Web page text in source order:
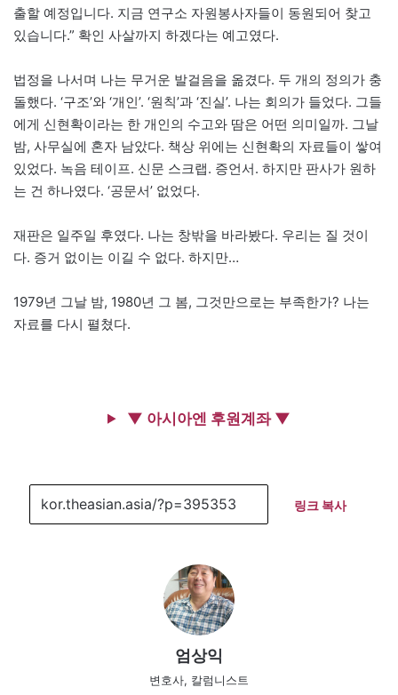
출할 예정입니다. 지금 연구소 자원봉사자들이 동원되어 찾고
있습니다.” 확인 사살까지 하겠다는 예고였다.
법정을 나서며 나는 무거운 발걸음을 옮겼다. 두 개의 정의가 충
돌했다. ‘구조’와 ‘개인’. ‘원칙’과 ‘진실’. 나는 회의가 들었다. 그들
에게 신현확이라는 한 개인의 수고와 땀은 어떤 의미일까. 그날
밤, 사무실에 혼자 남았다. 책상 위에는 신현확의 자료들이 쌓여
있었다. 녹음 테이프. 신문 스크랩. 증언서. 하지만 판사가 원하
는 건 하나였다. ‘공문서’ 없었다.
재판은 일주일 후였다. 나는 창밖을 바라봤다. 우리는 질 것이
다. 증거 없이는 이길 수 없다. 하지만…
1979년 그날 밤, 1980년 그 봄, 그것만으로는 부족한가? 나는
자료를 다시 펼쳤다.
▼ 아시아엔 후원계좌 ▼
링크 복사
엄상익
변호사, 칼럼니스트